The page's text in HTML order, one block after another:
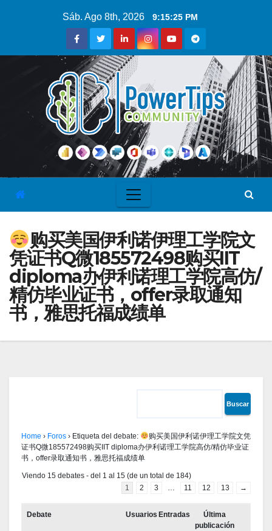
Sáb. Ago 8th, 2026 9:15:26 PM
购买美国伊利诺伊理工学院文
凭证书Q微185572498购买IIT
diploma办伊利诺理工学院高仿/
精仿毕业证书，offer录取通知
书，雅思托福成绩单
Home › Foros › Etiqueta del debate:
购买美国伊利诺伊理工学院文凭
证书Q微185572498购买IIT diploma办伊利诺理工学院高仿/精仿毕业证
书，offer录取通知书，雅思托福成绩单
Viendo 15 debates - del 1 al 15 (de un total de 184)
1
2 3 … 11 12 13 →
Debate Usuarios Entradas
Última
publicación